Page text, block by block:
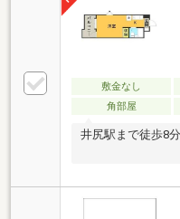
敷金なし
角部屋
井尻駅まで徒歩8分